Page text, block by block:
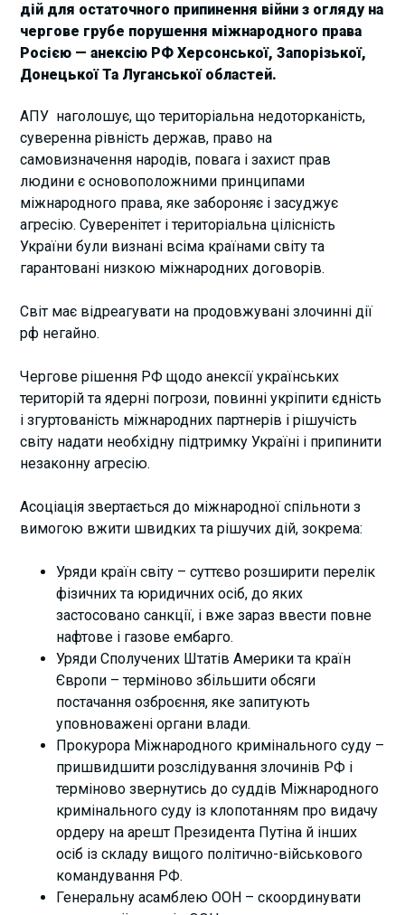
дій для остаточного припинення війни з огляду на
чергове грубе порушення міжнародного права
Росією — анексію РФ Херсонської, Запорізької,
Донецької Та Луганської областей.
АПУ наголошує, що територіальна недоторканість,
суверенна рівність держав, право на
самовизначення народів, повага і захист прав
людини є основоположними принципами
міжнародного права, яке забороняє і засуджує
агресію. Суверенітет і територіальна цілісність
України були визнані всіма країнами світу та
гарантовані низкою міжнародних договорів.
Світ має відреагувати на продовжувані злочинні дії
рф негайно.
Чергове рішення РФ щодо анексії українських
територій та ядерні погрози, повинні укріпити єдність
і згуртованість міжнародних партнерів і рішучість
світу надати необхідну підтримку Україні і припинити
незаконну агресію.
Асоціація звертається до міжнародної спільноти з
вимогою вжити швидких та рішучих дій, зокрема:
Уряди країн світу – суттєво розширити перелік
фізичних та юридичних осіб, до яких
застосовано санкції, і вже зараз ввести повне
нафтове і газове ембарго.
Уряди Сполучених Штатів Америки та країн
Європи – терміново збільшити обсяги
постачання озброєння, яке запитують
уповноважені органи влади.
Прокурора Міжнародного кримінального суду –
пришвидшити розслідування злочинів РФ і
терміново звернутись до суддів Міжнародного
кримінального суду із клопотанням про видачу
ордеру на арешт Президента Путіна й інших
осіб із складу вищого політично-військового
командування РФ.
Генеральну асамблею ООН – скоординувати